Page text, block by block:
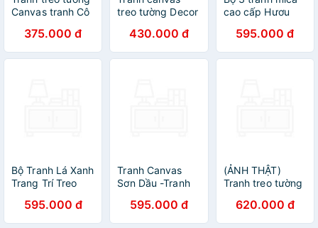
Canvas tranh Cô
50x70cm ( kèm
theo khung )
375.000 đ
treo tường Decor
núi – DC111
430.000 đ
cao cấp Hươu
MK006
595.000 đ
Bộ Tranh Lá Xanh
Trang Trí Treo
595.000 đ
Tranh Canvas
Sơn Dầu -Tranh
Màu Sắc
595.000 đ
(ẢNH THẬT)
Tranh treo tường
xuân tranh trang
trí decor kèm
620.000 đ